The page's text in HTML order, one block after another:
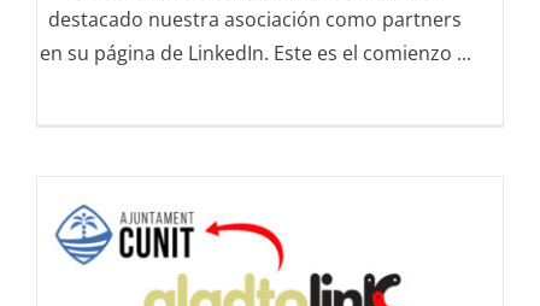
destacado nuestra asociación como partners
en su página de LinkedIn. Este es el comienzo ...